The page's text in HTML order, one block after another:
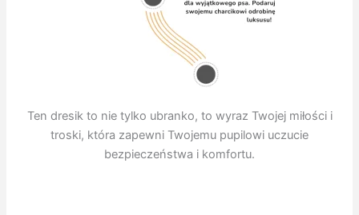
Ten dresik to nie tylko ubranko, to wyraz Twojej miłości i
troski, która zapewni Twojemu pupilowi uczucie
bezpieczeństwa i komfortu.